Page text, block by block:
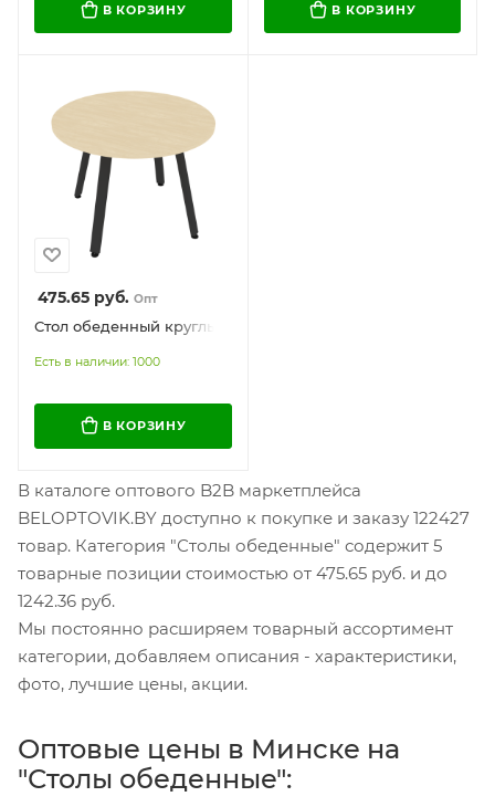
В КОРЗИНУ В КОРЗИНУ
475.65 руб. Опт
Стол обеденный круглый
Есть в наличии: 1000
В КОРЗИНУ
В каталоге оптового B2B маркетплейса
BELOPTOVIK.BY доступно к покупке и заказу 122427
товар. Категория "Столы обеденные" содержит 5
товарные позиции стоимостью от 475.65 руб. и до
1242.36 руб.
Мы постоянно расширяем товарный ассортимент
категории, добавляем описания - характеристики,
фото, лучшие цены, акции.
Оптовые цены в Минске на
"Столы обеденные":